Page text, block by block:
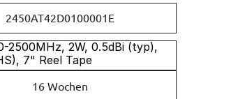
2450AT42D0100001E
2500MHz, 2W, 0.5dBi (typ),
7" Reel Tape
16 Wochen